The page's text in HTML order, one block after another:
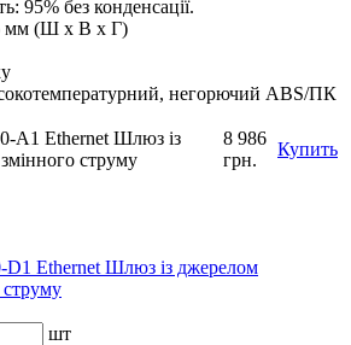
95% без конденсації.
мм (Ш x В x Г)
негорючий ABS/ПК
A1 Ethernet Шлюз із
струму
8 986
грн.
Купить
Ethernet Шлюз із джерелом
шт